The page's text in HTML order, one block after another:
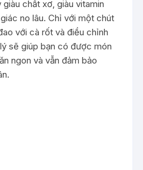
chất xơ, giàu vitamin
no lâu. Chỉ với một chút
với cà rốt và điều chỉnh
sẽ giúp bạn có được món
ngon và vẫn đảm bảo